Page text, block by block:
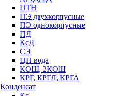
ПТН
ПЭ двухкорпусные
ПЭ однокорпусные
ПД
КсД
СЭ
ЦН вода
КОШ, 2КОШ
КРГ, КРГЛ, КРГА
Конденсат